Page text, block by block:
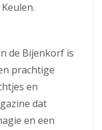
de Bijenkorf is
prachtige
en
dat
en een